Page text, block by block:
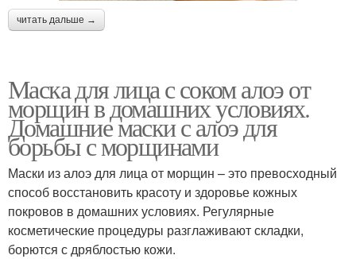
читать дальше →
Маска для лица с соком алоэ от
морщин в домашних условиях.
Домашние маски с алоэ для
борьбы с морщинами
Маски из алоэ для лица от морщин – это превосходный
способ восстановить красоту и здоровье кожных
покровов в домашних условиях. Регулярные
косметические процедуры разглаживают складки,
борются с дряблостью кожи.